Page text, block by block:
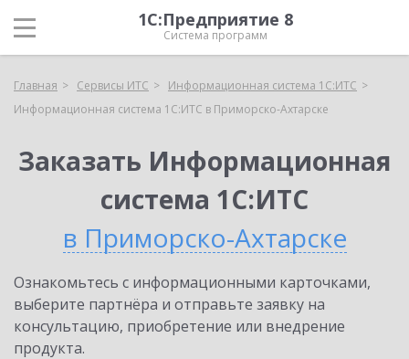
1С:Предприятие 8
Система программ
Главная Сервисы ИТС
Информационная система 1С:ИТС
Информационная система 1С:ИТС в Приморско-Ахтарске
Заказать Информационная
система 1С:ИТС
в Приморско-Ахтарске
Ознакомьтесь с информационными карточками,
выберите партнёра и отправьте заявку на
консультацию, приобретение или внедрение
продукта.